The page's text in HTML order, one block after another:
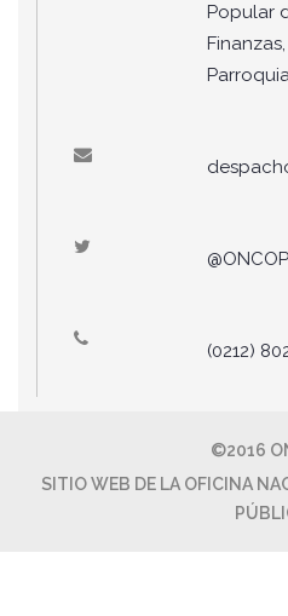
Popular
(0212)
©2016
SITIO WEB DE LA OFICINA